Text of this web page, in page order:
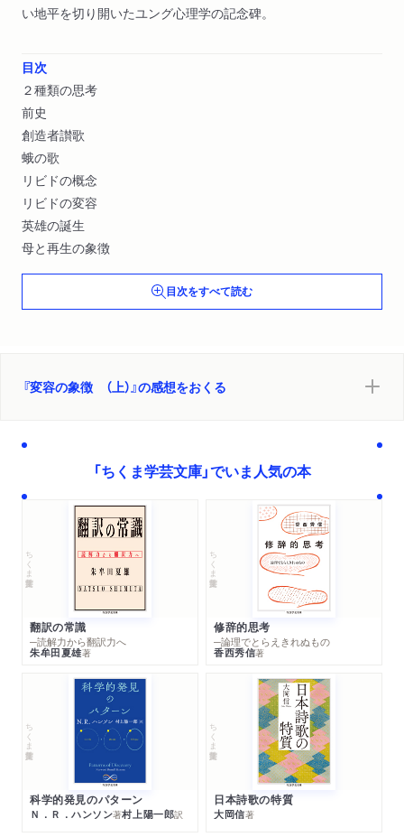
い地平を切り開いたユング心理学の記念碑。
目次
２種類の思考
前史
創造者讃歌
蛾の歌
リビドの概念
リビドの変容
英雄の誕生
母と再生の象徴
目次をすべて読む
『変容の象徴 （上）』の感想をおくる
「ちくま学芸文庫」でいま人気の本
ちくま学芸文庫
翻訳の常識
─読解力から翻訳力へ
朱牟田夏雄著
ちくま学芸文庫
修辞的思考
─論理でとらえきれぬもの
香西秀信著
ちくま学芸文庫
科学的発見のパターン
Ｎ．Ｒ．ハンソン著村上陽一郎訳
ちくま学芸文庫
日本詩歌の特質
大岡信著